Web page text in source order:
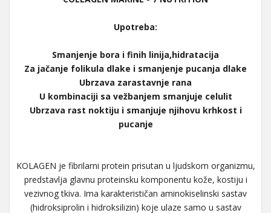
Upotreba:
Smanjenje bora i finih linija,hidratacija
Za jačanje folikula dlake i smanjenje pucanja dlake
Ubrzava zarastavnje rana
U kombinaciji sa vežbanjem smanjuje celulit
Ubrzava rast noktiju i smanjuje njihovu krhkost i
pucanje
KOLAGEN je fibrilarni protein prisutan u ljudskom organizmu,
predstavlja glavnu proteinsku komponentu kože, kostiju i
vezivnog tkiva. Ima karakterističan aminokiselinski sastav
(hidroksiprolin i hidroksilizin) koje ulaze samo u sastav